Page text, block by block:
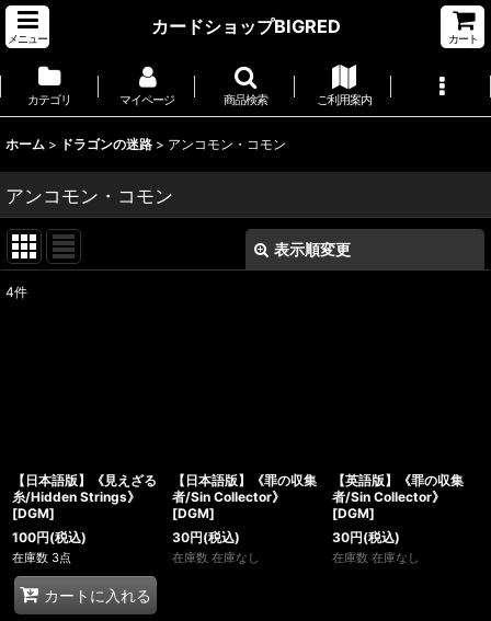
メニュー
カードショップBIGRED
カート
カテゴリ マイページ 商品検索 ご利用案内
ホーム > ドラゴンの迷路 > アンコモン・コモン
アンコモン・コモン
表示順変更
4件
【日本語版】《見えざる
糸/Hidden Strings》
[DGM]
100円(税込)
在庫数 3点
カートに入れる
【日本語版】《罪の収集
者/Sin Collector》
[DGM]
30円(税込)
在庫数 在庫なし
【英語版】《罪の収集
者/Sin Collector》
[DGM]
30円(税込)
在庫数 在庫なし